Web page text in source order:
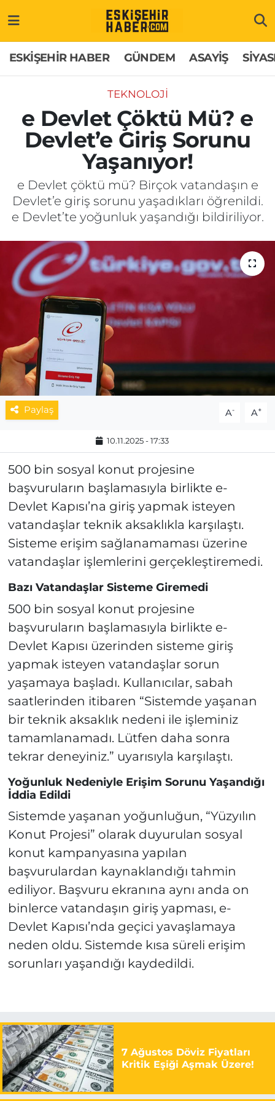
ESKİŞEHİR HABER GÜNDEM ASAYİŞ
TEKNOLOJİ
e Devlet Çöktü Mü? e
Devlet’e Giriş Sorunu
Yaşanıyor!
e Devlet çöktü mü? Birçok vatandaşın e
Devlet’e giriş sorunu yaşadıkları öğrenildi.
e Devlet’te yoğunluk yaşandığı bildiriliyor.
Paylaş A- A+
10.11.2025 - 17:33
500 bin sosyal konut projesine
başvuruların başlamasıyla birlikte e-
Devlet Kapısı’na giriş yapmak isteyen
vatandaşlar teknik aksaklıkla karşılaştı.
Sisteme erişim sağlanamaması üzerine
vatandaşlar işlemlerini gerçekleştiremedi.
Bazı Vatandaşlar Sisteme Giremedi
500 bin sosyal konut projesine
başvuruların başlamasıyla birlikte e-
Devlet Kapısı üzerinden sisteme giriş
yapmak isteyen vatandaşlar sorun
yaşamaya başladı. Kullanıcılar, sabah
saatlerinden itibaren “Sistemde yaşanan
bir teknik aksaklık nedeni ile işleminiz
tamamlanamadı. Lütfen daha sonra
tekrar deneyiniz.” uyarısıyla karşılaştı.
Yoğunluk Nedeniyle Erişim Sorunu Yaşandığı
İddia Edildi
Sistemde yaşanan yoğunluğun, “Yüzyılın
Konut Projesi” olarak duyurulan sosyal
konut kampanyasına yapılan
başvurulardan kaynaklandığı tahmin
ediliyor. Başvuru ekranına aynı anda on
binlerce vatandaşın giriş yapması, e-
Devlet Kapısı’nda geçici yavaşlamaya
neden oldu. Sistemde kısa süreli erişim
sorunları yaşandığı kaydedildi.
7 Ağustos Döviz Fiyatları
Kritik Eşiği Aşmak Üzere!
GÜNDEM
ASAYİŞ
SİYASET
EKONOMİ
SAĞLIK
SPOR
MAGAZİN
ESKİŞEHİRSPOR
Hakkımızda
İletişim
Künye
Odunpazarı Trafik Yoğunluk Haritası
Süper Lig Puan Durumu ve Fikstür
Tüm Manşetler
Son Dakika Haberleri
Haber Arşivi